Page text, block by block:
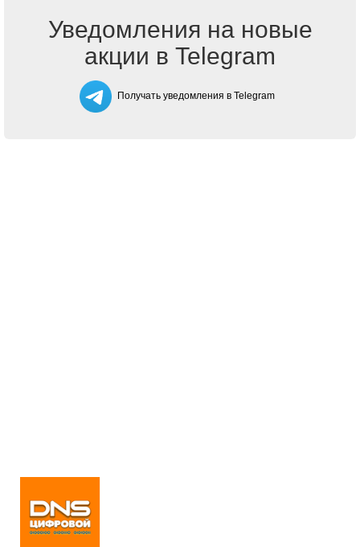
Уведомления на новые
акции в Telegram
Получать уведомления в Telegram